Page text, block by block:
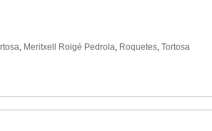
, Meritxell Roigé Pedrola, Roquetes, Tortosa